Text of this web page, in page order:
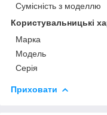
Сумісність з моделлю
Користувальницькі
Марка
Модель
Серія
Приховати